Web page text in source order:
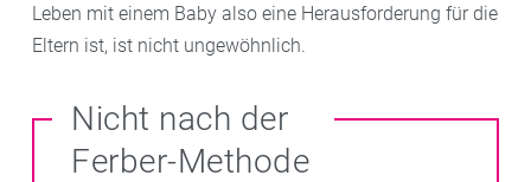
Leben mit einem Baby also eine Herausforderung für die
Eltern ist, ist nicht ungewöhnlich.
Nicht nach der
Ferber-Methode